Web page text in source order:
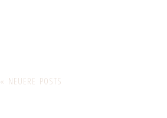
« NEUERE POSTS